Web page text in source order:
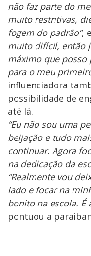
não faz parte do
muito restritivas,
fogem do padrão”,
muito difícil, então
máximo que posso
para o meu
influenciadora
possibilidade de
até lá.
“Eu não sou uma
beijação e tudo
continuar. Agora
na dedicação da
“Realmente vou
lado e focar na
bonito na escola. É
pontuou a